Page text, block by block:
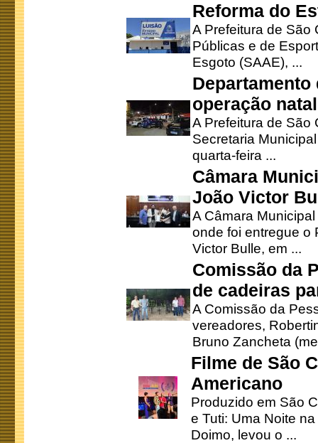
Reforma do
A Prefeitura de São
Públicas e de
Esgoto (SAAE), ...
operação
A Prefeitura de São
Secretaria
quarta-feira ...
Câmara
João Victor
A Câmara
onde foi entregue o
Victor Bulle, em ...
Comissão da
de cadeiras
A Comissão da
vereadores,
Bruno Zancheta
Filme de São
Americano
Produzido em São
e Tuti: Uma Noite
Doimo, levou o ...